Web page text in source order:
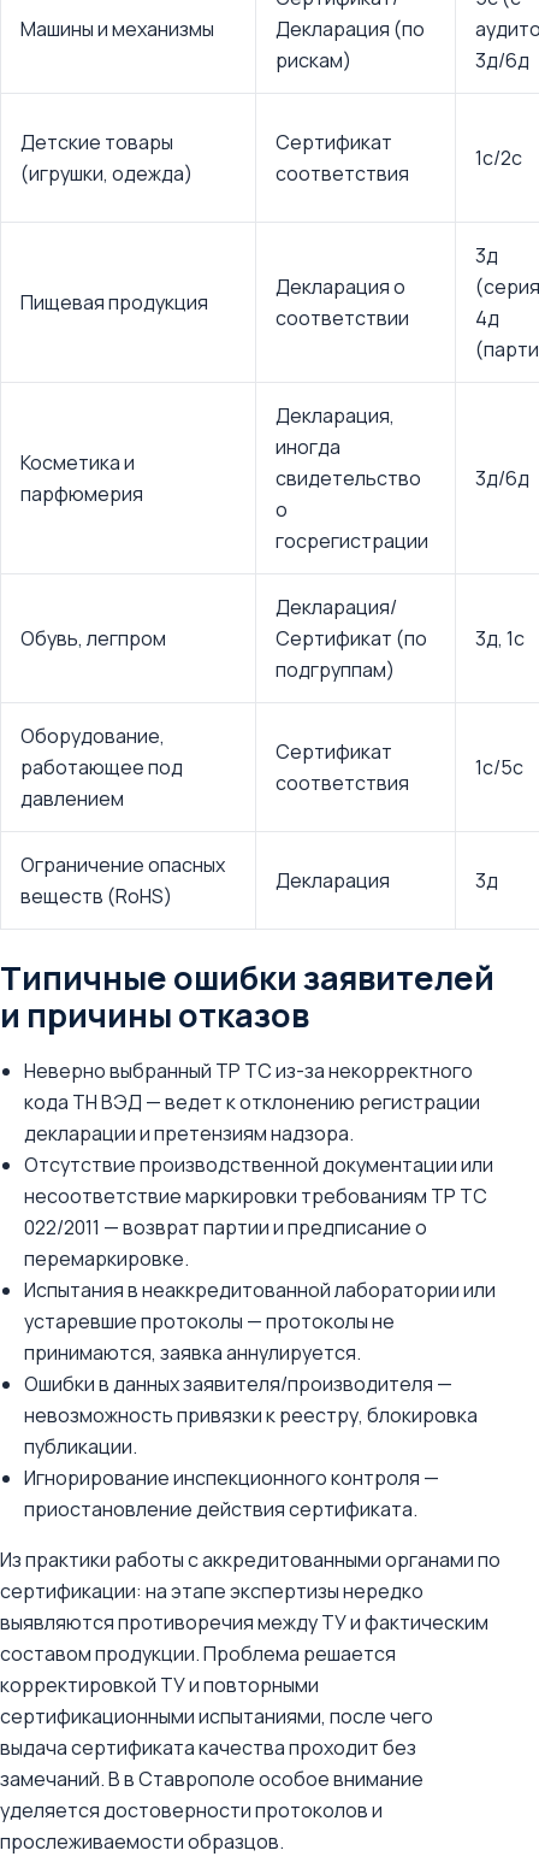
Машины и механизмы
Декларация (по
рискам)
3д/6д
Детские товары
(игрушки, одежда)
Сертификат
соответствия
1с/2с
Пищевая продукция
Декларация о
соответствии
3д
4д
Косметика и
парфюмерия
Декларация,
иногда
свидетельство
о
госрегистрации
3д/6д
Обувь, легпром
Декларация/
Сертификат (по
подгруппам)
3д, 1с
Оборудование,
работающее под
давлением
Сертификат
соответствия
1с/5с
Ограничение опасных
веществ (RoHS)
Декларация 3д
Типичные ошибки заявителей
и причины отказов
Неверно выбранный ТР ТС из-за некорректного
кода ТН ВЭД — ведет к отклонению регистрации
декларации и претензиям надзора.
Отсутствие производственной документации или
несоответствие маркировки требованиям ТР ТС
022/2011 — возврат партии и предписание о
перемаркировке.
Испытания в неаккредитованной лаборатории или
устаревшие протоколы — протоколы не
принимаются, заявка аннулируется.
Ошибки в данных заявителя/производителя —
невозможность привязки к реестру, блокировка
публикации.
Игнорирование инспекционного контроля —
приостановление действия сертификата.
Из практики работы с аккредитованными органами по
сертификации: на этапе экспертизы нередко
выявляются противоречия между ТУ и фактическим
составом продукции. Проблема решается
корректировкой ТУ и повторными
сертификационными испытаниями, после чего
выдача сертификата качества проходит без
замечаний. В в Ставрополе особое внимание
уделяется достоверности протоколов и
прослеживаемости образцов.